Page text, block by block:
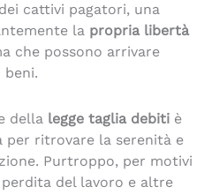
cattivi pagatori, una
la propria libertà
che possono arrivare
beni.
della legge taglia debiti è
per ritrovare la serenità e
Purtroppo, per motivi
del lavoro e altre